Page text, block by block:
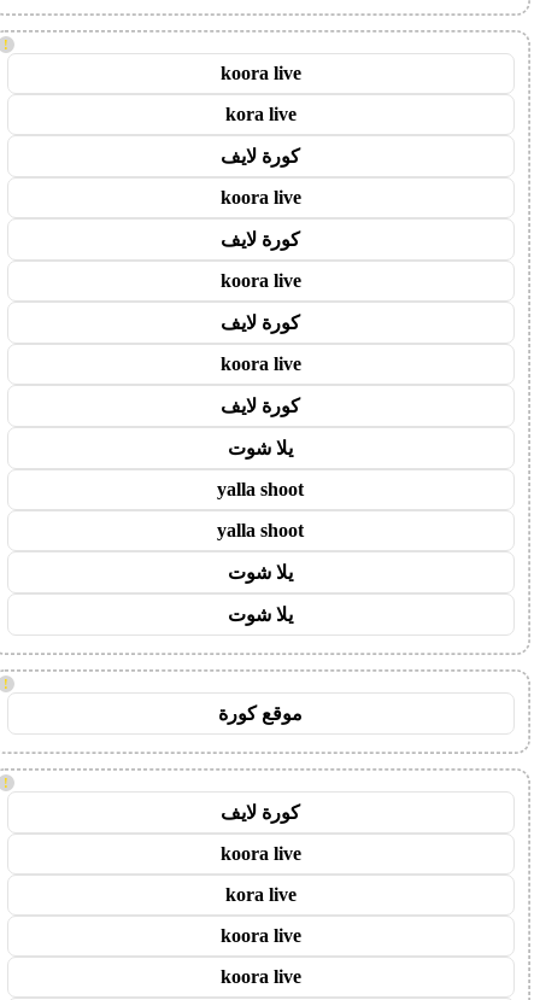
!
koora live
kora live
كورة لايف
koora live
كورة لايف
koora live
كورة لايف
koora live
كورة لايف
يلا شوت
yalla shoot
yalla shoot
يلا شوت
يلا شوت
!
موقع كورة
!
كورة لايف
koora live
kora live
koora live
koora live